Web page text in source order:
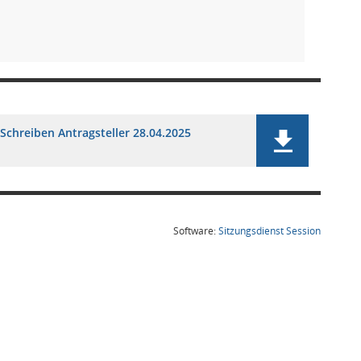
Schreiben Antragsteller 28.04.2025
Software:SitzungsdienstSession(Wird in